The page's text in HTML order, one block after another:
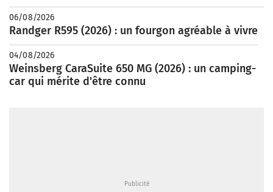
06/08/2026
Randger R595 (2026) : un fourgon agréable à vivre
04/08/2026
Weinsberg CaraSuite 650 MG (2026) : un camping-
car qui mérite d'être connu